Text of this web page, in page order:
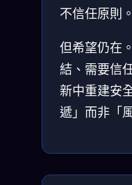
不信任原則。
但希望仍在
結、需要信
新中重建安
遞」而非「